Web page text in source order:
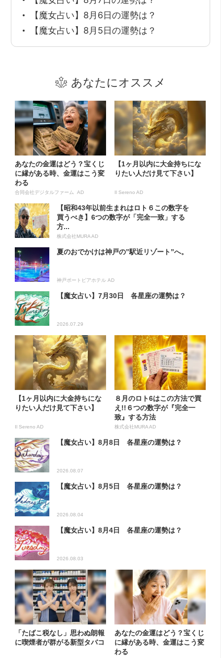
【魔女占い】8月6日の運勢は？
【魔女占い】8月5日の運勢は？
あなたにオススメ
あなたの金運はどう？宝くじ
に縁がある時、金運はこう変
わる
合同会社デジタルファーム AD
【1ヶ月以内に大金持ちにな
りたい人だけ見て下さい】
Il Sereno AD
【昭和43年以前生まれはロト６この数字を
買うべき】6つの数字が「完全一致」する
方...
株式会社MURA AD
夏のおでかけは神戸の”駅近リゾート”へ。
神戸ポートピアホテル AD
【魔女占い】7月30日 各星座の運勢は？
2026.07.29
【1ヶ月以内に大金持ちにな
りたい人だけ見て下さい】
Il Sereno AD
８月のロト6はこの方法で買
え!!６つの数字が『完全一
致』する方法
株式会社MURA AD
【魔女占い】8月8日 各星座の運勢は？
2026.08.07
【魔女占い】8月5日 各星座の運勢は？
2026.08.04
【魔女占い】8月4日 各星座の運勢は？
2026.08.03
「たばこ税なし」思わぬ朗報
に喫煙者が群がる新型タバコ
あなたの金運はどう？宝くじ
に縁がある時、金運はこう変
わる